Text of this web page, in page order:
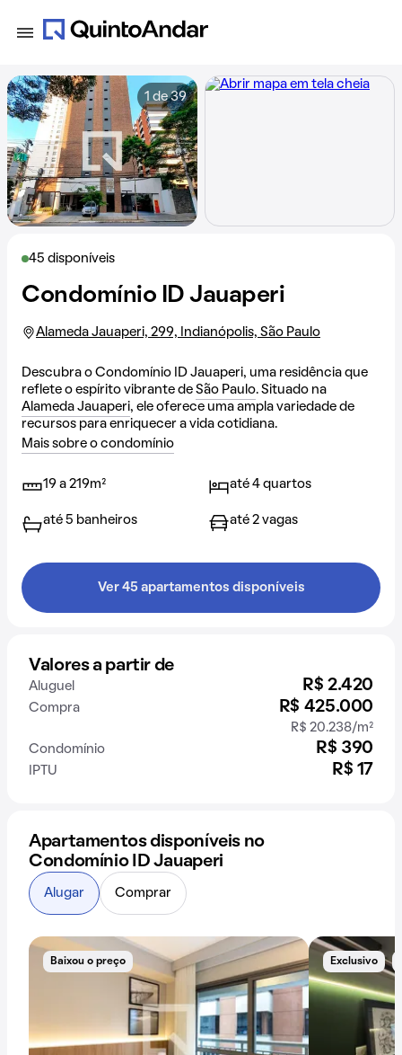
45 disponíveis
Condomínio ID Jauaperi
Alameda Jauaperi, 299, Indianópolis, São Paulo
Descubra o Condomínio ID Jauaperi, uma residência que
reflete o espírito vibrante de São Paulo. Situado na
Alameda Jauaperi, ele oferece uma ampla variedade de
recursos para enriquecer a vida cotidiana.
Mais sobre o condomínio
19 a 219m² até 4 quartos
até 5 banheiros até 2 vagas
Ver 45 apartamentos disponíveis
Valores a partir de
Aluguel R$ 2.420
Compra R$ 425.000
R$ 20.238/m²
Condomínio
R$ 390
IPTU R$ 17
1 de 39
Apartamentos disponíveis no
Condomínio ID Jauaperi
Baixou o preço Exclusivo
Alugar Comprar